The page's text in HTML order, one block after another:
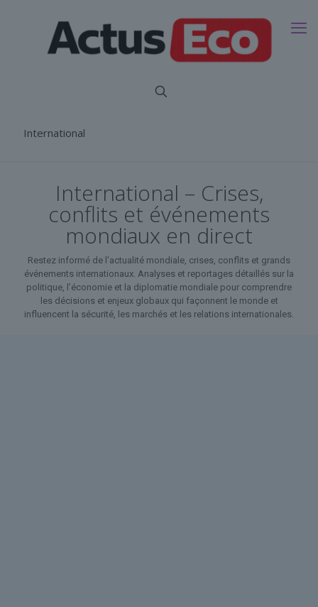
International
International – Crises,
conflits et événements
mondiaux en direct
Restez informé de l’actualité mondiale, crises, conflits et grands
événements internationaux. Analyses et reportages détaillés sur la
politique, l’économie et la diplomatie mondiale pour comprendre
les décisions et enjeux globaux qui façonnent le monde et
influencent la sécurité, les marchés et les relations internationales.